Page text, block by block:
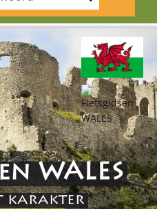
WALES
karakter